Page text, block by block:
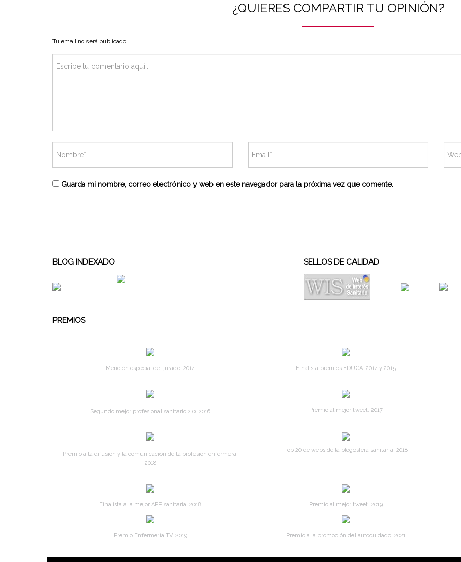
¿QUIERES COMPARTIR TU OPINIÓN?
Tu email no será publicado.
Guarda mi nombre, correo electrónico y web en este navegador para la próxima vez que comente.
BLOG INDEXADO SELLOS DE CALIDAD
PREMIOS
Mención especial del jurado. 2014 Finalista premios EDUCA. 2014 y 2015
Segundo mejor profesional sanitario 2.0. 2016 Premio al mejor tweet. 2017
Premio a la difusión y la comunicación de la profesión enfermera.
2018
Top 20 de webs de la blogosfera sanitaria. 2018
Finalista a la mejor APP sanitaria. 2018 Premio al mejor tweet. 2019
Premio Enfermería TV. 2019 Premio a la promoción del autocuidado. 2021